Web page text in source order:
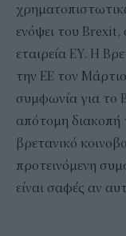
ενόψει του
εταιρεία EY. H
την ΕΕ τον
συμφωνία για το
απότομη διακοπή
βρετανικό
προτεινόμενη
είναι σαφές αν